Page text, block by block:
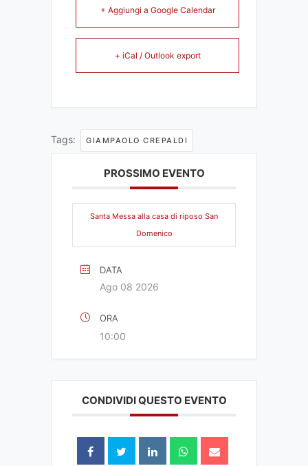
+ Aggiungi a Google Calendar
+ iCal / Outlook export
Tags: GIAMPAOLO CREPALDI
PROSSIMO EVENTO
Santa Messa alla casa di riposo San
Domenico
DATA
Ago 08 2026
ORA
10:00
CONDIVIDI QUESTO EVENTO